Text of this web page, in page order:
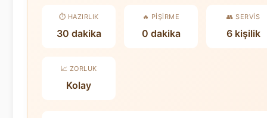
⏱️ HAZIRLIK
30 dakika
🔥 PIŞIRME
0 dakika
👥 SERVIS
6 kişilik
📈 ZORLUK
Kolay